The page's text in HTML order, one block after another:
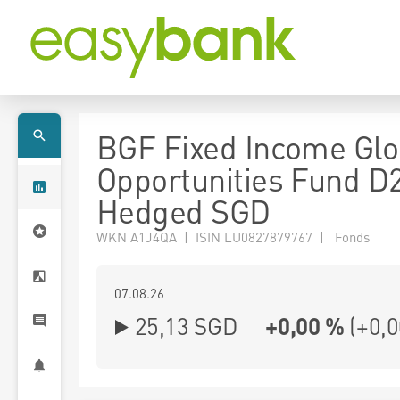
BGF Fixed Income
Opportunities Fund
Hedged SGD
WKN A1J4QA | ISIN LU0827879767 | Fonds
07.08.26
25,13 SGD +0,00 % (